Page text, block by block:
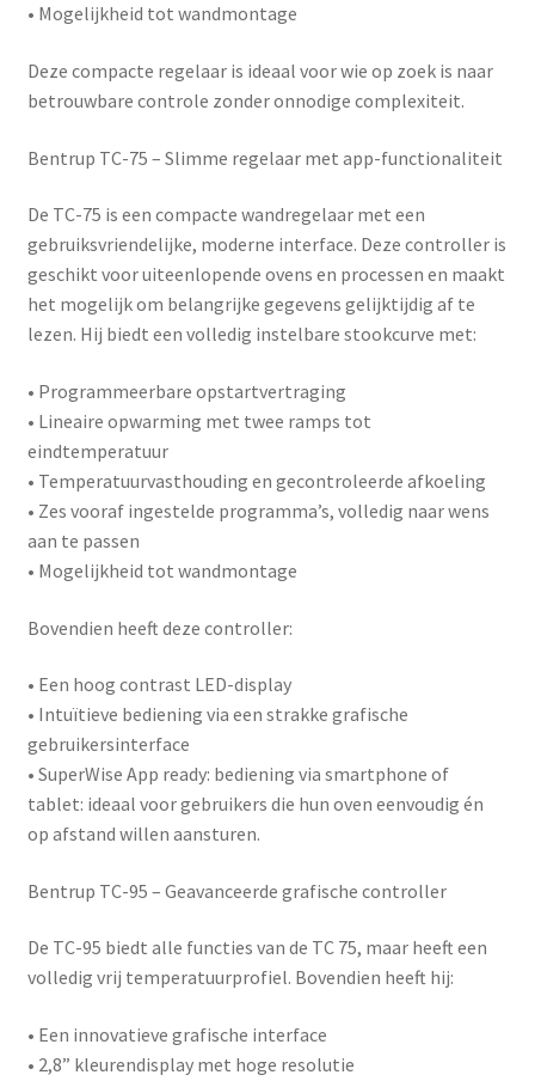
• Mogelijkheid tot wandmontage
Deze compacte regelaar is ideaal voor wie op zoek is naar
betrouwbare controle zonder onnodige complexiteit.
Bentrup TC-75 – Slimme regelaar met app-functionaliteit
De TC-75 is een compacte wandregelaar met een
gebruiksvriendelijke, moderne interface. Deze controller is
geschikt voor uiteenlopende ovens en processen en maakt
het mogelijk om belangrijke gegevens gelijktijdig af te
lezen. Hij biedt een volledig instelbare stookcurve met:
• Programmeerbare opstartvertraging
• Lineaire opwarming met twee ramps tot
eindtemperatuur
• Temperatuurvasthouding en gecontroleerde afkoeling
• Zes vooraf ingestelde programma’s, volledig naar wens
aan te passen
• Mogelijkheid tot wandmontage
Bovendien heeft deze controller:
• Een hoog contrast LED-display
• Intuïtieve bediening via een strakke grafische
gebruikersinterface
• SuperWise App ready: bediening via smartphone of
tablet: ideaal voor gebruikers die hun oven eenvoudig én
op afstand willen aansturen.
Bentrup TC-95 – Geavanceerde grafische controller
De TC-95 biedt alle functies van de TC 75, maar heeft een
volledig vrij temperatuurprofiel. Bovendien heeft hij:
• Een innovatieve grafische interface
• 2,8” kleurendisplay met hoge resolutie